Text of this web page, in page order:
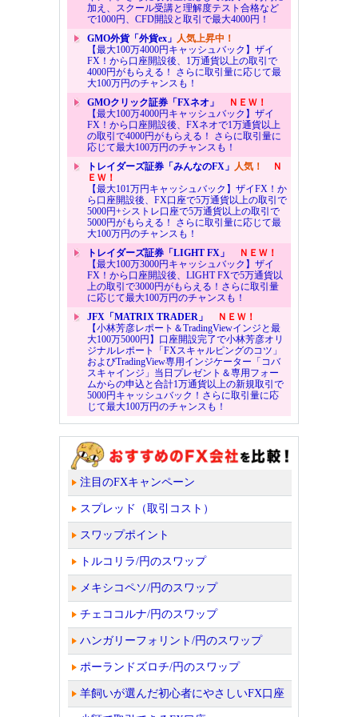
加え、スクール受講と理解度テスト合格など
で1000円、CFD開設と取引で最大4000円！
GMO外貨「外貨ex」 人気上昇中！
【最大100万4000円キャッシュバック】ザイ
FX！から口座開設後、1万通貨以上の取引で
4000円がもらえる！ さらに取引量に応じて最
大100万円のチャンスも！
GMOクリック証券「FXネオ」
ＮＥＷ！
【最大100万4000円キャッシュバック】ザイ
FX！から口座開設後、FXネオで1万通貨以上
の取引で4000円がもらえる！ さらに取引量に
応じて最大100万円のチャンスも！
トレイダーズ証券「みんなのFX」 人気！
Ｎ
ＥＷ！
【最大101万円キャッシュバック】ザイFX！か
ら口座開設後、FX口座で5万通貨以上の取引で
5000円+シストレ口座で5万通貨以上の取引で
5000円がもらえる！ さらに取引量に応じて最
大100万円のチャンスも！
トレイダーズ証券「LIGHT FX」
ＮＥＷ！
【最大100万3000円キャッシュバック】ザイ
FX！から口座開設後、LIGHT FXで5万通貨以
上の取引で3000円がもらえる！さらに取引量
に応じて最大100万円のチャンスも！
JFX「MATRIX TRADER」
ＮＥＷ！
【小林芳彦レポート＆TradingViewインジと最
大100万5000円】口座開設完了で小林芳彦オリ
ジナルレポート「FXスキャルピングのコツ」
およびTradingView専用インジケーター「コバ
スキャインジ」当日プレゼント＆専用フォー
ムからの申込と合計1万通貨以上の新規取引で
5000円キャッシュバック！さらに取引量に応
じて最大100万円のチャンスも！
注目のFXキャンペーン
スプレッド（取引コスト）
スワップポイント
トルコリラ/円のスワップ
メキシコペソ/円のスワップ
チェココルナ/円のスワップ
ハンガリーフォリント/円のスワップ
ポーランドズロチ/円のスワップ
羊飼いが選んだ初心者にやさしいFX口座